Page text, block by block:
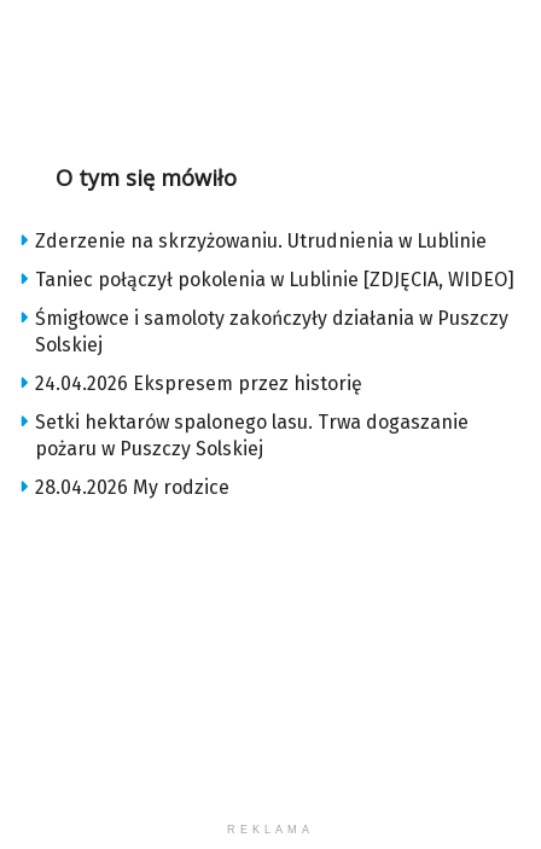
O tym się mówiło
Zderzenie na skrzyżowaniu. Utrudnienia w Lublinie
Taniec połączył pokolenia w Lublinie [ZDJĘCIA, WIDEO]
Śmigłowce i samoloty zakończyły działania w Puszczy
Solskiej
24.04.2026 Ekspresem przez historię
Setki hektarów spalonego lasu. Trwa dogaszanie
pożaru w Puszczy Solskiej
28.04.2026 My rodzice
REKLAMA